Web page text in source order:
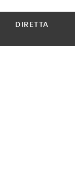
DIRETTA